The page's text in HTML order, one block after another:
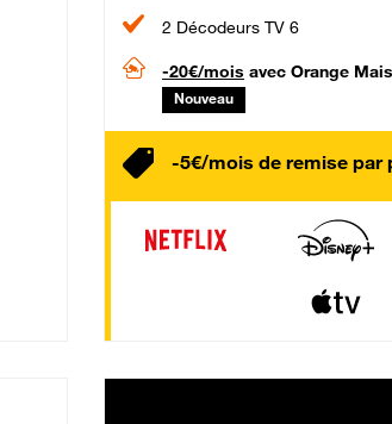
2 Décodeurs TV 6
-20€/mois avec Orange
Nouveau
-5€/mois de remise par